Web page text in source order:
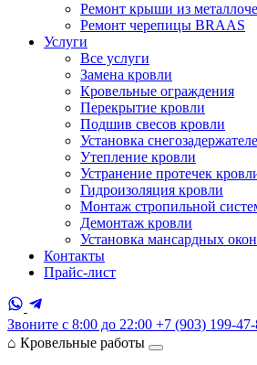
Ремонт крыши из
Ремонт черепицы BRAAS
Услуги
Все услуги
Замена кровли
Кровельные ограждения
Перекрытие кровли
Подшив свесов кровли
Установка
Утепление кровли
Устранение протечек
Гидроизоляция кровли
Монтаж стропильной
Демонтаж кровли
Установка мансардных окон
Контакты
Прайс-лист
Звоните с 8:00 до 22:00 +7 (903) 199-
⌂ Кровельные работы